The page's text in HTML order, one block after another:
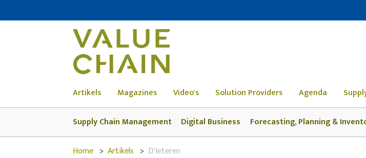
Artikels Magazines Video's Solution Providers Agenda
Supply Chain Management Digital Business Forecasting, Planning &
Home Artikels D'Ieteren